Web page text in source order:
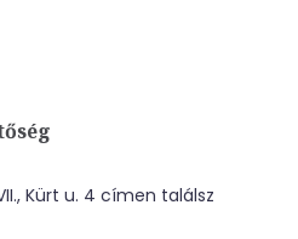
Kürt u. 4 címen találsz